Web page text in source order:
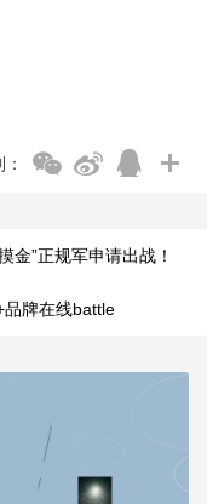
金”正规军申请出战！
牌在线battle